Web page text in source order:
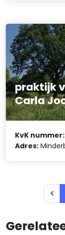
praktijk
Carla
KvK nummer:
Adres: